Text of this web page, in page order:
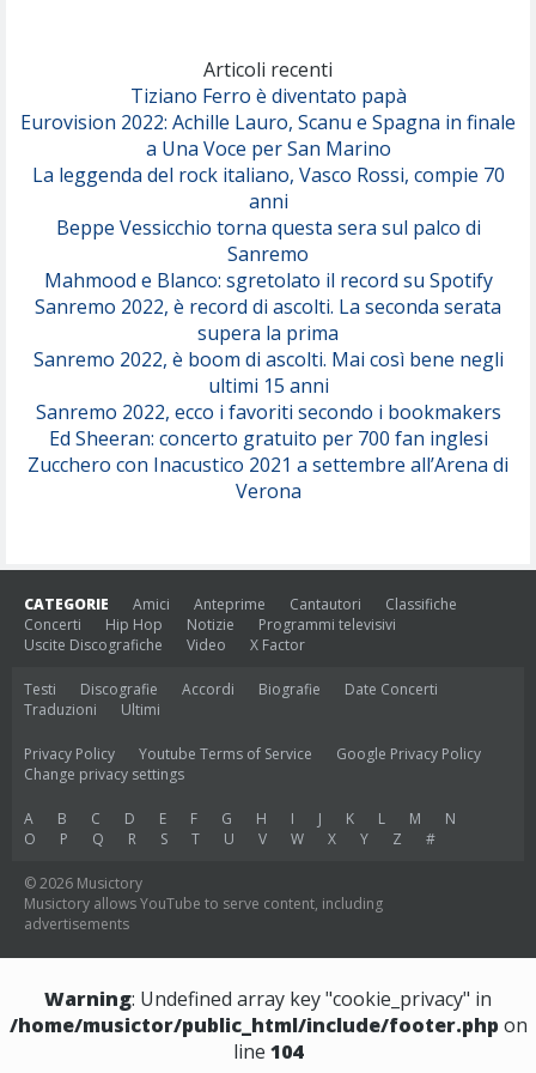
Serenamente
Articoli recenti
Tiziano Ferro è diventato papà
Eurovision 2022: Achille Lauro, Scanu e Spagna in finale
a Una Voce per San Marino
La leggenda del rock italiano, Vasco Rossi, compie 70
anni
Beppe Vessicchio torna questa sera sul palco di
Sanremo
Mahmood e Blanco: sgretolato il record su Spotify
Sanremo 2022, è record di ascolti. La seconda serata
supera la prima
Sanremo 2022, è boom di ascolti. Mai così bene negli
ultimi 15 anni
Sanremo 2022, ecco i favoriti secondo i bookmakers
Ed Sheeran: concerto gratuito per 700 fan inglesi
Zucchero con Inacustico 2021 a settembre all’Arena di
Verona
CATEGORIE Amici Anteprime Cantautori
Classifiche
Concerti
Hip Hop Notizie
Programmi televisivi
Uscite Discografiche
Video X Factor
Testi Discografie Accordi Biografie
Date Concerti
Traduzioni
Ultimi
Privacy Policy Youtube Terms of Service
Google Privacy Policy
Change privacy settings
A B C D E F G H I J K L M
N
O
P Q R S T U V W X Y Z #
© 2026 Musictory
Musictory allows YouTube to serve content, including
advertisements
Warning: Undefined array key "cookie_privacy" in
/home/musictor/public_html/include/footer.php on
line 104